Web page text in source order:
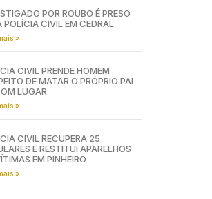
POR ROUBO É PRESO
POLÍCIA CIVIL EM CEDRAL
»
CIVIL PRENDE HOMEM
DE MATAR O PRÓPRIO PAI
LUGAR
»
CIVIL RECUPERA 25
E RESTITUI APARELHOS
EM PINHEIRO
»